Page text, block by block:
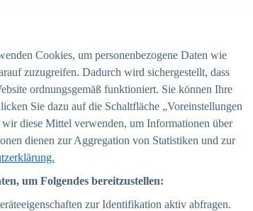
Cookies, um personenbezogene Daten wie
zuzugreifen. Dadurch wird sichergestellt, dass
ordnungsgemäß funktioniert. Sie können Ihre
Sie dazu auf die Schaltfläche „Voreinstellungen
diese Mittel verwenden, um Informationen über
dienen zur Aggregation von Statistiken und zur
um Folgendes bereitzustellen:
zur Identifikation aktiv abfragen.